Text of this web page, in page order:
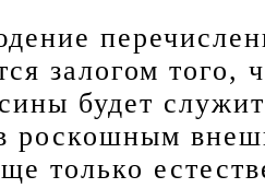
залогом того,
будет
роскошным
только